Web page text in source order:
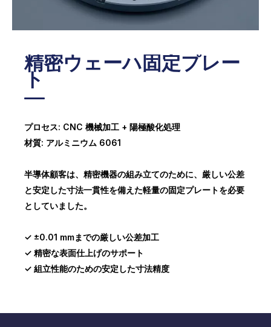
精密ウェーハ固定プレー
ト
プロセス: CNC 機械加工 + 陽極酸化処理
材質: アルミニウム 6061
半導体顧客は、精密機器の組み立てのために、厳しい公差
と安定した寸法一貫性を備えた軽量の固定プレートを必要
としていました。
✓ ±0.01 mmまでの厳しい公差加工
✓ 精密な表面仕上げのサポート
✓ 組立性能のための安定した寸法精度